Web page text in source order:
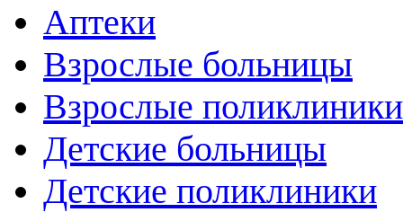
Аптеки
Взрослые больницы
Взрослые поликлиники
Детские больницы
Детские поликлиники